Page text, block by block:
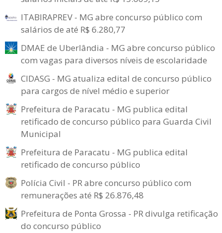
ITABIRAPREV - MG abre concurso público com
salários de até R$ 6.280,77
DMAE de Uberlândia - MG abre concurso público
com vagas para diversos níveis de escolaridade
CIDASG - MG atualiza edital de concurso público
para cargos de nível médio e superior
Prefeitura de Paracatu - MG publica edital
retificado de concurso público para Guarda Civil
Municipal
Prefeitura de Paracatu - MG publica edital
retificado de concurso público
Polícia Civil - PR abre concurso público com
remunerações até R$ 26.876,48
Prefeitura de Ponta Grossa - PR divulga retificação
do concurso público